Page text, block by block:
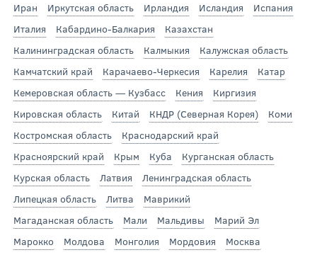
Иран
Иркутская область Ирландия Исландия
Испания
Италия
Кабардино-Балкария
Казахстан
Калининградская область
Калмыкия
Калужская область
Камчатский край
Карачаево-Черкесия Карелия
Катар
Кемеровская область — Кузбасс
Кения
Киргизия
Кировская область
Китай КНДР (Северная Корея)
Коми
Костромская область
Краснодарский край
Красноярский край
Крым Куба
Курганская область
Курская область
Латвия
Ленинградская область
Липецкая область
Литва
Маврикий
Магаданская область
Мали Мальдивы
Марий Эл
Марокко
Молдова Монголия Мордовия
Москва